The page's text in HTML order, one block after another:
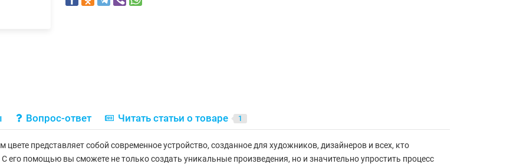
Вопрос-ответ Читать статьи о товаре 1
представляет собой современное устройство, созданное для художников, дизайнеров и всех, кто
его помощью вы сможете не только создать уникальные произведения, но и значительно упростить процесс